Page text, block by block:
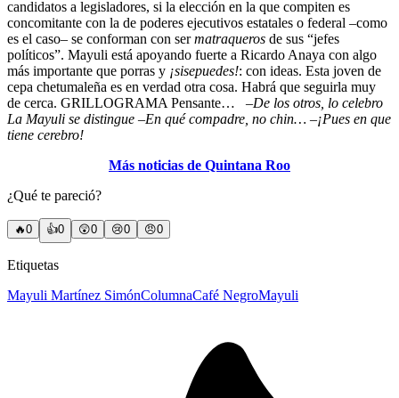
candidatos a legisladores, si la elección en la que compiten es
concomitante con la de poderes ejecutivos estatales o federal –como
es el caso– se conforman con sermatraqueros de sus “jefes
políticos”. Mayuli está apoyando fuerte a Ricardo Anaya con algo
más importante que porras y ¡sisepuedes!: con ideas. Esta joven de
cepa chetumaleña es en verdad otra cosa. Habrá que seguirla muy
de cerca. GRILLOGRAMA Pensante… –De los otros, lo celebro
La Mayuli se distingue –En qué compadre, no chin… –¡Pues en que
tiene cerebro!
Más noticias de Quintana Roo
¿Qué te pareció?
🔥0 👍0 😲0 😢0 😠0
Etiquetas
Mayuli Martínez SimónColumnaCafé NegroMayuli